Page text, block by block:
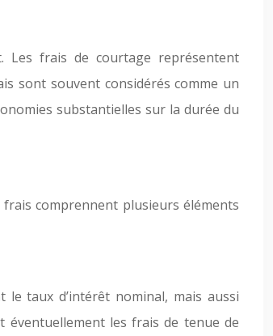
Les frais de courtage représentent
sont souvent considérés comme un
substantielles sur la durée du
comprennent plusieurs éléments
taux d’intérêt nominal, mais aussi
éventuellement les frais de tenue de